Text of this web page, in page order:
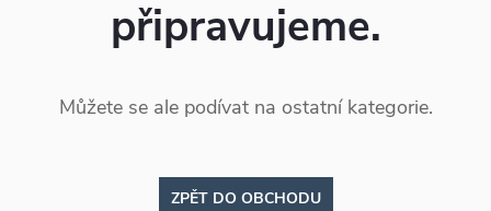
připravujeme.
Můžete se ale podívat na ostatní kategorie.
ZPĚT DO OBCHODU